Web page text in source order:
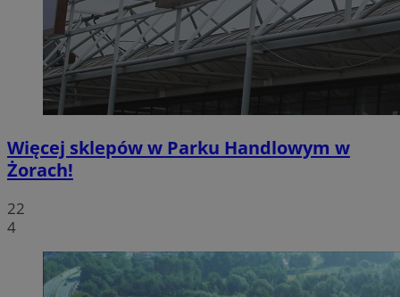
Więcej sklepów w Parku Handlowym w
Żorach!
22
4